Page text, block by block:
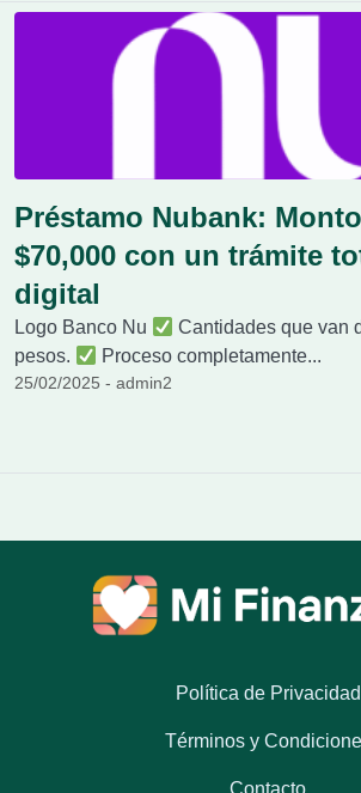
Préstamo Nubank:
$70,000 con un trámite
digital
Logo Banco Nu
Cantidades que van
pesos.
Proceso completamente...
25/02/2025 - admin2
Política de Privacidad
Términos y
Contacto